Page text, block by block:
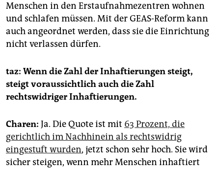
Menschen in den Erstaufnahmezentren wohnen
und schlafen müssen. Mit der GEAS-Reform kann
auch angeordnet werden, dass sie die Einrichtung
nicht verlassen dürfen.
taz: Wenn die Zahl der Inhaftierungen steigt,
steigt voraussichtlich auch die Zahl
rechtswidriger Inhaftierungen.
Charen: Ja. Die Quote ist mit 63 Prozent, die
gerichtlich im Nachhinein als rechtswidrig
eingestuft wurden, jetzt schon sehr hoch. Sie wird
sicher steigen, wenn mehr Menschen inhaftiert